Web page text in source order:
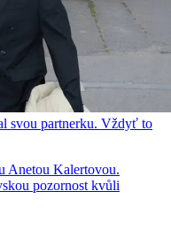
svou partnerku. Vždyť to
Anetou Kalertovou.
pozornost kvůli